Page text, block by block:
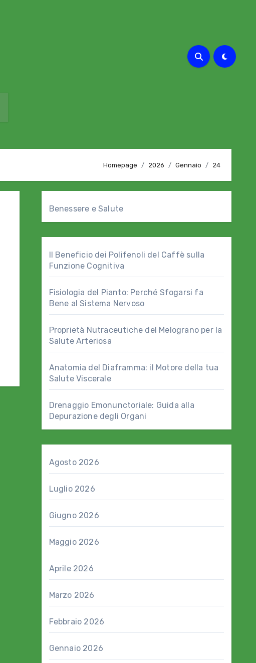
Homepage 2026 Gennaio 24
Benessere e Salute
Il Beneficio dei Polifenoli del Caffè sulla
Funzione Cognitiva
Fisiologia del Pianto: Perché Sfogarsi fa
Bene al Sistema Nervoso
Proprietà Nutraceutiche del Melograno per la
Salute Arteriosa
Anatomia del Diaframma: il Motore della tua
Salute Viscerale
Drenaggio Emonunctoriale: Guida alla
Depurazione degli Organi
Agosto 2026
Luglio 2026
Giugno 2026
Maggio 2026
Aprile 2026
Marzo 2026
Febbraio 2026
Gennaio 2026